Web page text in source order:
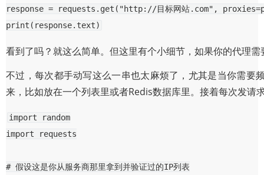
response = requests . get ( "http://目标网站.com" , proxies=
print ( response. text)
看到了吗？就这么简单。但这里有个小细节，如果你的代理
不过，每次都手动写这么一串也太麻烦了，尤其是当你需要
来，比如放在一个列表里或者Redis数据库里。接着每次发请
import
random
import
requests
# 假设这是你从服务商那里拿到并验证过的IP列表